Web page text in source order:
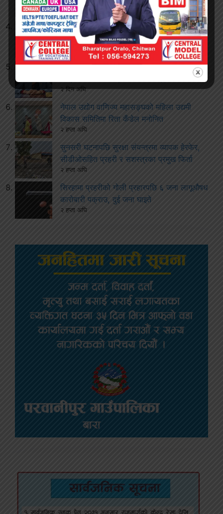
१ दिन अघि
बारामा करेन्ट लागेर एक जनाको मृत्यु
१ दिन अघि
ढल्केबर ट्रमा सेन्टरबारे विवाद बढेपछि स्वास्थ्य
२ दिन अघि
नेपाल उद्योग वाणिज्य महासङ्घको महिला उद्यमी
विकास समितिमा रिता कँडेल मनोनित
२ हप्ता अघि
सुनसरी घटनापछि सुरक्षा संयन्त्रमा व्यापक हेरफेर,
सीडीओसहित प्रहरी र सशस्त्रका प्रमुख फिर्ता
२ हप्ता अघि
सिरहामा प्रहरीको गोली प्रहारपछि ६ जना लागूऔषध
कारोबारी पक्राउ, दुई जना घाइते
२ हप्ता अघि